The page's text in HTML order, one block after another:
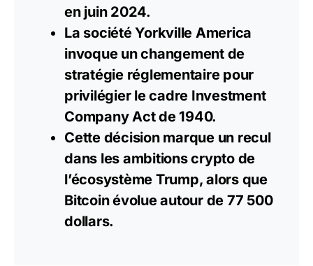
en juin 2024.
La société Yorkville America
invoque un changement de
stratégie réglementaire pour
privilégier le cadre Investment
Company Act de 1940.
Cette décision marque un recul
dans les ambitions crypto de
l’écosystème Trump, alors que
Bitcoinévolue autour de 77 500
dollars.